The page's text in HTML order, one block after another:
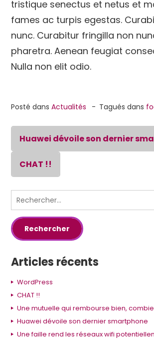
tristique senectus et netus et
fames ac turpis egestas.
nunc. Curabitur fringilla non
pharetra. Aenean feugiat
Nulla non elit odio.
Posté dans Actualités Tagués dans
Huawei dévoile son dernier
CHAT !!
Articles récents
WordPress
CHAT !!
Une mutuelle qui rembourse bien,
Huawei dévoile son dernier smartphone
Une faille rend les réseaux wifi